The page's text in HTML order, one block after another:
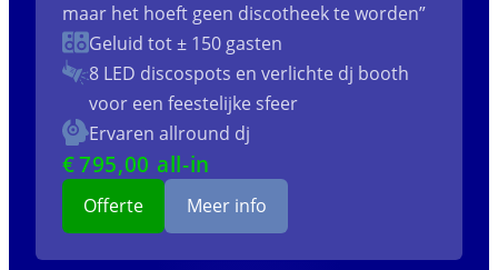
maar het hoeft geen discotheek te worden”
Geluid tot ± 150 gasten
8 LED discospots en verlichte dj booth
voor een feestelijke sfeer
Ervaren allround dj
€795,00 all-in
Offerte Meer info